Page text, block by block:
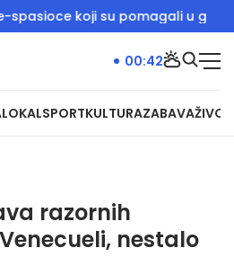
koji su pomagali u gašenju
LOKALSPORTKULTURAZABAVAŽIVOT
00:42
razornih
nestalo